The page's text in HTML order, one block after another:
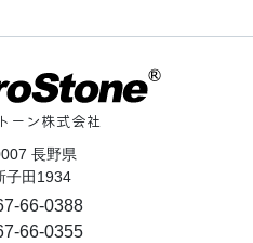
ーン株式会社
長野県
子田1934
66-0388
66-0355